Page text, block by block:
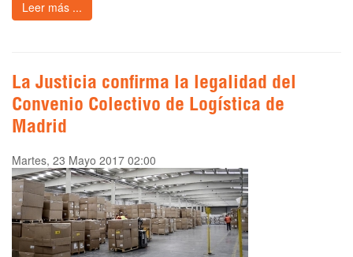
Leer más ...
La Justicia confirma la legalidad del
Convenio Colectivo de Logística de
Madrid
Martes, 23 Mayo 2017 02:00